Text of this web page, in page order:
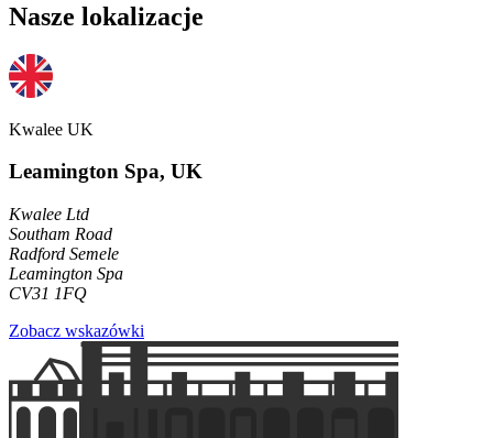
Nasze lokalizacje
Kwalee UK
Leamington Spa, UK
Kwalee Ltd
Southam Road
Radford Semele
Leamington Spa
CV31 1FQ
Zobacz wskazówki